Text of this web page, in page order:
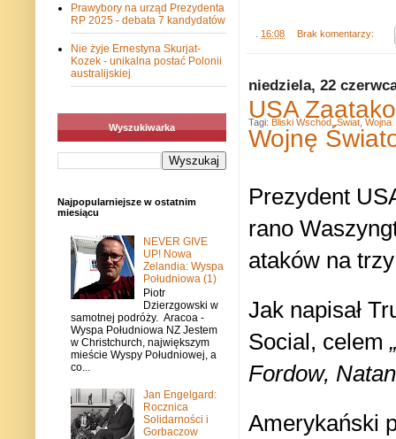
16:08 Brak komentarzy:
niedziela, 22
USA
Wojnę
Prezydent
rano
ataków na
Jak napisał
Social, celem
Fordow,
Amerykański
Tagi: Bliski Wschód Świat Wojna
Prawybory na urząd Prezydenta
RP 2025 - debata 7 kandydatów
Nie żyje Ernestyna Skurjat-
Kozek - unikalna postać Polonii
australijskiej
Wyszukiwarka
Najpopularniejsze w ostatnim
miesiącu
NEVER GIVE
UP! Nowa
Zelandia: Wyspa
Południowa (1)
Piotr
Dzierzgowski w
samotnej podróży. Aracoa -
Wyspa Południowa NZ Jestem
w Christchurch, największym
mieście Wyspy Południowej, a
co...
Jan Engelgard:
Rocznica
Solidarności i
Gorbaczow